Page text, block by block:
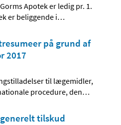
Apotek er ledig pr. 1.
er beliggende i…
på grund af
2017
til lægemidler,
procedure, den…
tilskud